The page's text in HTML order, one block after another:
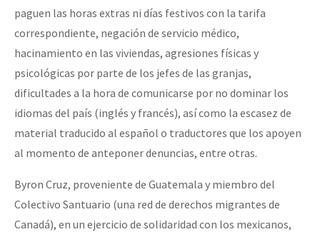
COVID-19
Eventos
Contacto
paguen las horas extras ni días festivos con la tarifa
correspondiente, negación de servicio médico,
hacinamiento en las viviendas, agresiones físicas y
psicológicas por parte de los jefes de las granjas,
dificultades a la hora de comunicarse por no dominar los
idiomas del país (inglés y francés), así como la escasez de
material traducido al español o traductores que los apoyen
al momento de anteponer denuncias, entre otras.
Byron Cruz, proveniente de Guatemala y miembro del
Colectivo Santuario (una red de derechos migrantes de
Canadá), en un ejercicio de solidaridad con los mexicanos,